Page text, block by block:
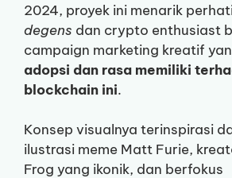
2024, proyek ini menarik
degens dan crypto enthusiast
campaign marketing kreatif
adopsi dan rasa memiliki
blockchain ini.
Konsep visualnya terinspirasi
ilustrasi meme Matt Furie,
Frog yang ikonik, dan berfokus